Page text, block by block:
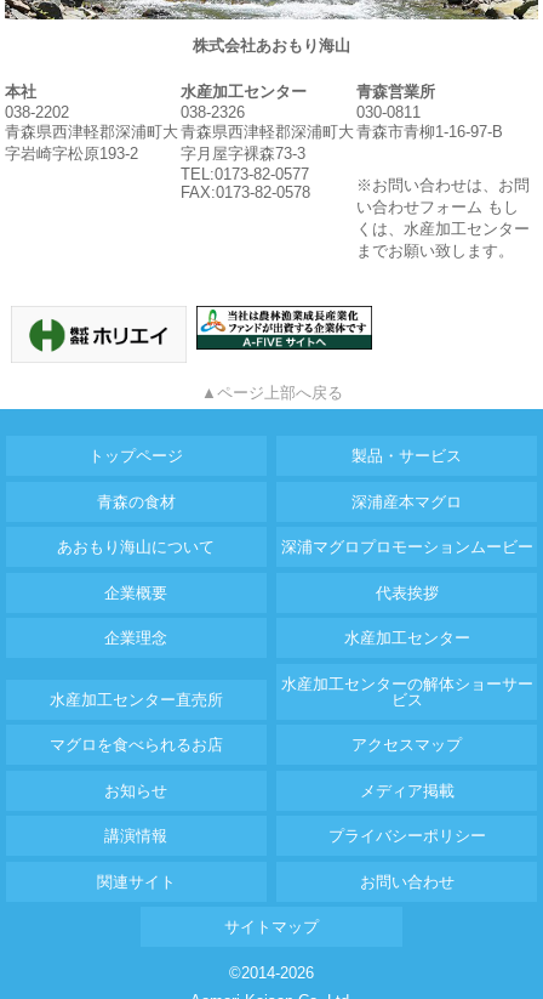
株式会社あおもり海山
本社
038-2202
青森県西津軽郡深浦町大
字岩崎字松原193-2
水産加工センター
038-2326
青森県西津軽郡深浦町大
字月屋字裸森73-3
TEL:0173-82-0577
FAX:0173-82-0578
青森営業所
030-0811
青森市青柳1-16-97-B
※お問い合わせは、お問
い合わせフォーム もし
くは、水産加工センター
までお願い致します。
▲ページ上部へ戻る
トップページ 製品・サービス
青森の食材 深浦産本マグロ
あおもり海山について 深浦マグロプロモーションムービー
企業概要 代表挨拶
企業理念 水産加工センター
水産加工センター直売所
水産加工センターの解体ショーサー
ビス
マグロを食べられるお店 アクセスマップ
お知らせ メディア掲載
講演情報 プライバシーポリシー
関連サイト お問い合わせ
サイトマップ
©2014-2026